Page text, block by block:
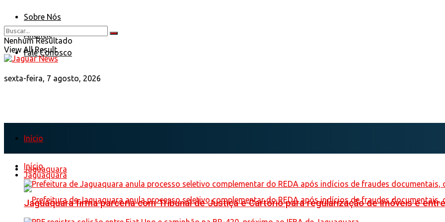
Sobre Nós
Anuncie
Fale Conosco
sexta-feira, 7 agosto, 2026
Nenhum Resultado
View All Result
Início
Jaguaquara
Início
Jaguaquara
Jaguaquara firma parceria com Tribunal de Justiça e Cartório para regularização de imóveis e